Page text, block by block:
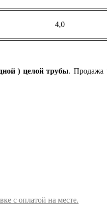
4,0
) целой трубы. Продажа
с оплатой на месте.